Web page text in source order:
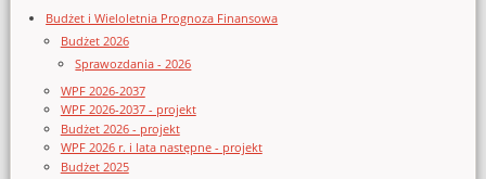
Budżet i Wieloletnia Prognoza Finansowa
Budżet 2026
Sprawozdania - 2026
WPF 2026-2037
WPF 2026-2037 - projekt
Budżet 2026 - projekt
WPF 2026 r. i lata następne - projekt
Budżet 2025